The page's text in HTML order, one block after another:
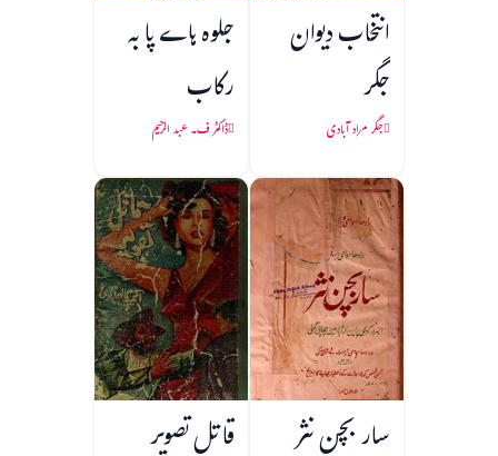
انتخاب دیوان
جگر
جگر مراد آبادی
جلوہ ہاے پا به
رکاب
ڈاکٹر ف۔ عبد الرحیم
سار بچن نثر قاتل تصویر